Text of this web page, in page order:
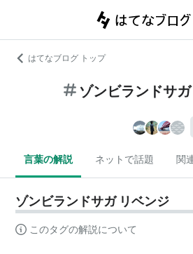
はてなブログ トップ
ゾンビランドサ
言葉の解説 ネットで話題 関
ゾンビランドサガ リベンジ
このタグの解説について